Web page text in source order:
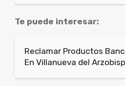
Te puede interesar:
Reclamar Productos
En Villanueva del